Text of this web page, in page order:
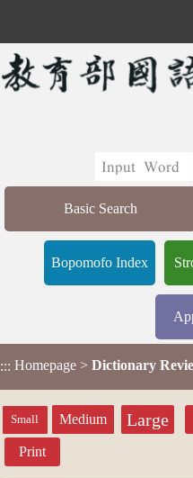
Basic Search
Bopomofo Index
::: Homepage > Dictionary
Small Medium Large
Print